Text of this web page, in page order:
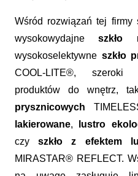
Wśród rozwiązań tej firmy
wysokowydajneszkło
wysokoselektywne szkło
COOL-LITE®, szeroki
produktów do wnętrz,
prysznicowych
lakierowane, lustro
czyszkło z efektem
MIRASTAR® REFLECT.